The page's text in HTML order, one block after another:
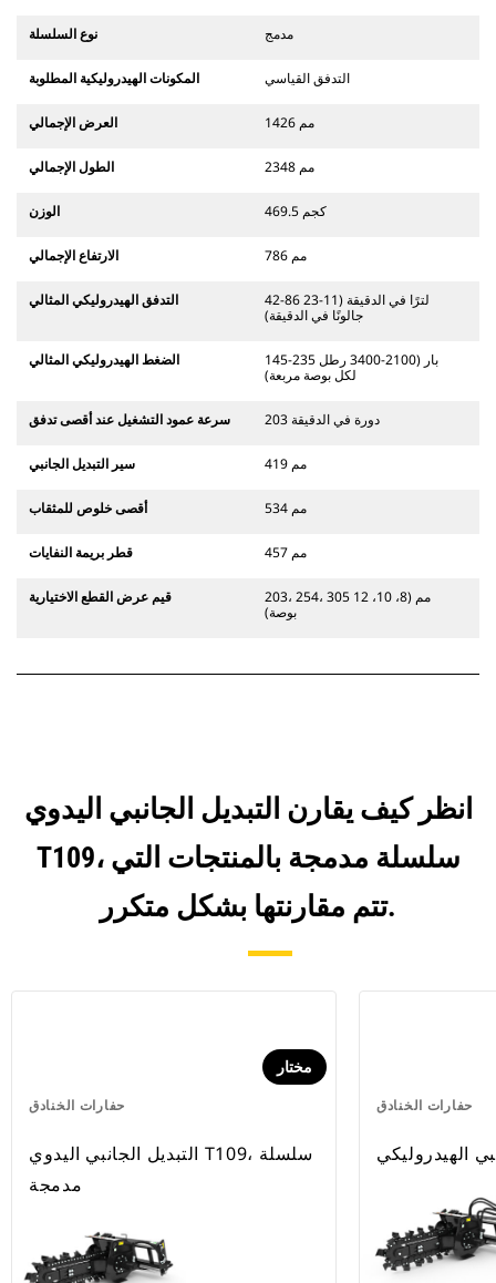
نوع السلسلة مدمج
المكونات الهيدروليكية المطلوبة التدفق القياسي
العرض الإجمالي 1426 مم
الطول الإجمالي 2348 مم
الوزن 469.5 كجم
الارتفاع الإجمالي 786 مم
التدفق الهيدروليكي المثالي
42-86 لترًا في الدقيقة (11-23
جالونًا في الدقيقة)
الضغط الهيدروليكي المثالي
145-235 بار (2100-3400 رطل
لكل بوصة مربعة)
سرعة عمود التشغيل عند أقصى تدفق 203 دورة في الدقيقة
سير التبديل الجانبي 419 مم
أقصى خلوص للمثقاب 534 مم
قطر بريمة النفايات 457 مم
قيم عرض القطع الاختيارية
203، 254، 305 مم (8، 10، 12
بوصة)
انظر كيف يقارن التبديل الجانبي اليدوي
T109، سلسلة مدمجة بالمنتجات التي
تتم مقارنتها بشكل متكرر.
حفارات الخنادق
مختار
التبديل الجانبي اليدوي T109، سلسلة
مدمجة
حفارات الخنادق